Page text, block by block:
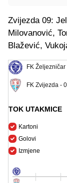
Zvijezda 09:
Milovanović,
Blažević,
FK Željezničar
FK Zvijezda -
TOK UTAKMICE
Kartoni
Golovi
Izmjene